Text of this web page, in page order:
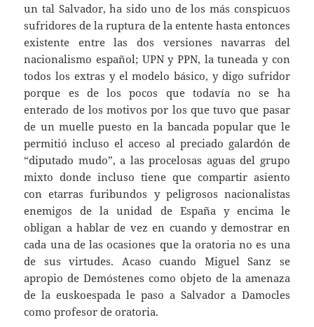
un tal Salvador, ha sido uno de los más conspicuos
sufridores de la ruptura de la entente hasta entonces
existente entre las dos versiones navarras del
nacionalismo español; UPN y PPN, la tuneada y con
todos los extras y el modelo básico, y digo sufridor
porque es de los pocos que todavía no se ha
enterado de los motivos por los que tuvo que pasar
de un muelle puesto en la bancada popular que le
permitió incluso el acceso al preciado galardón de
“diputado mudo”, a las procelosas aguas del grupo
mixto donde incluso tiene que compartir asiento
con etarras furibundos y peligrosos nacionalistas
enemigos de la unidad de España y encima le
obligan a hablar de vez en cuando y demostrar en
cada una de las ocasiones que la oratoria no es una
de sus virtudes. Acaso cuando Miguel Sanz se
apropio de Demóstenes como objeto de la amenaza
de la euskoespada le paso a Salvador a Damocles
como profesor de oratoria.